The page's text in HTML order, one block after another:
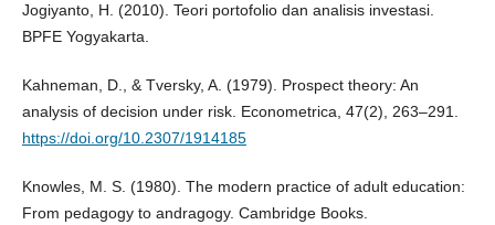
Jogiyanto, H. (2010). Teori portofolio dan analisis investasi.
BPFE Yogyakarta.
Kahneman, D., & Tversky, A. (1979). Prospect theory: An
analysis of decision under risk. Econometrica, 47(2), 263–291.
https://doi.org/10.2307/1914185
Knowles, M. S. (1980). The modern practice of adult education:
From pedagogy to andragogy. Cambridge Books.